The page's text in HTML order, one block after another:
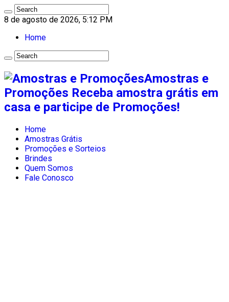
8 de agosto de 2026, 5:12 PM
Home
Amostras e
Promoções Receba amostra grátis em
casa e participe de Promoções!
Home
Amostras Grátis
Promoções e Sorteios
Brindes
Quem Somos
Fale Conosco